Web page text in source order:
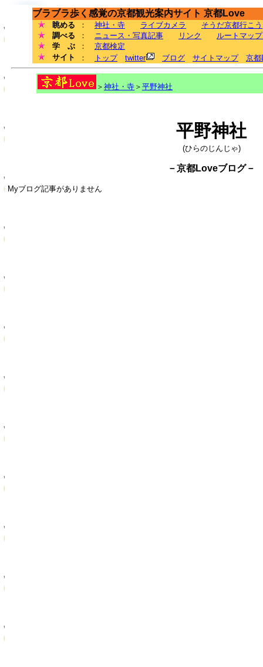
ブラブラ歩く感覚の京都観光案内サイト 京都Love
眺める ： 神社・寺 ライブカメラ
そうだ京都行こう
調べる
： ニュース・写真記事 リンク
ルートマッ
学 ぶ
： 京都検定
サイト
： トップ twitter ブログ サイトマップ 京都
＞ 神社・寺 ＞ 平野神社
平野神社
(ひらのじんじゃ)
－京都Loveブログ－
Myブログ記事がありません